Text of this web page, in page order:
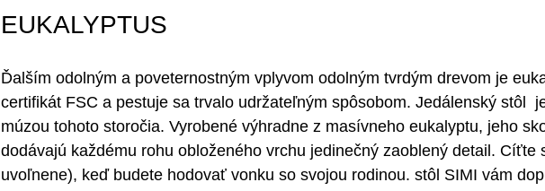
EUKALYPTUS
Ďalším odolným a poveternostným vplyvom odolným tvrdým drevom je
certifikát FSC a pestuje sa trvalo udržateľným spôsobom. Jedálenský stôl
múzou tohoto storočia. Vyrobené výhradne z masívneho eukalyptu, jeho
dodávajú každému rohu obloženého vrchu jedinečný zaoblený detail. Cíťte
uvoľnene), keď budete hodovať vonku so svojou rodinou. stôl SIMI vám